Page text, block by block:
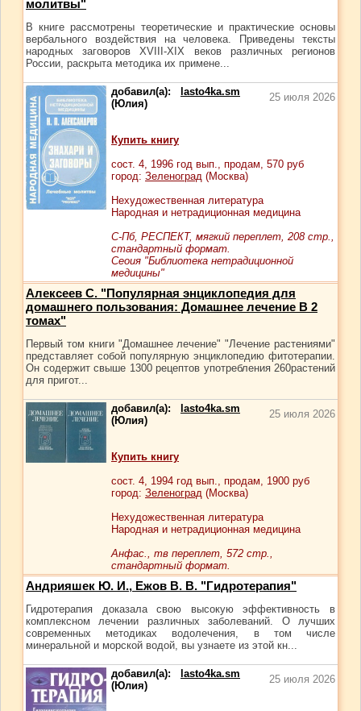
молитвы"
В книге рассмотрены теоретические и практические основы
вербального воздействия на человека. Приведены тексты
народных заговоров XVIII-XIX веков различных регионов
России, раскрыта методика их примене...
добавил(а):
lasto4ka.sm
(Юлия)
25 июля 2026
Купить книгу
сост. 4, 1996 год вып., продам, 570 руб
город: Зеленоград (Москва)
Нехудожественная литература
Народная и нетрадиционная медицина
С-Пб, РЕСПЕКТ, мягкий переплет, 208 стр.,
стандартный формат.
Сеоия "Библиотека нетрадиционной
медицины"
Алексеев С. "Популярная энциклопедия для
домашнего пользования: Домашнее лечение В 2
томах"
Первый том книги "Домашнее лечение" "Лечение растениями"
представляет собой популярную энциклопедию фитотерапии.
Он содержит свыше 1300 рецептов употребления 260растений
для пригот...
добавил(а):
lasto4ka.sm
(Юлия)
25 июля 2026
Купить книгу
сост. 4, 1994 год вып., продам, 1900 руб
город: Зеленоград (Москва)
Нехудожественная литература
Народная и нетрадиционная медицина
Анфас., тв переплет, 572 стр.,
стандартный формат.
Андрияшек Ю. И., Ежов В. В. "Гидротерапия"
Гидротерапия доказала свою высокую эффективность в
комплексном лечении различных заболеваний. О лучших
современных методиках водолечения, в том числе
минеральной и морской водой, вы узнаете из этой кн...
добавил(а):
lasto4ka.sm
(Юлия)
25 июля 2026